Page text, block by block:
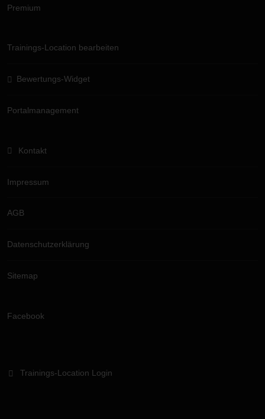
Premium
Trainings-Location bearbeiten
Bewertungs-Widget
Portalmanagement
Kontakt
Impressum
AGB
Datenschutzerklärung
Sitemap
Facebook
Trainings-Location Login